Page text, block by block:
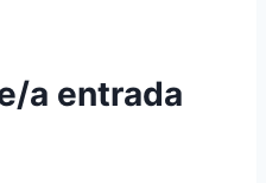
a entrada